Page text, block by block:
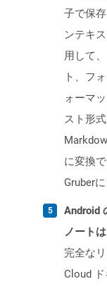
子で保
ンテキ
用して
ト、フ
ォーマ
スト形
に変換
Gruber
Android
ノート
完全な
Cloud ド